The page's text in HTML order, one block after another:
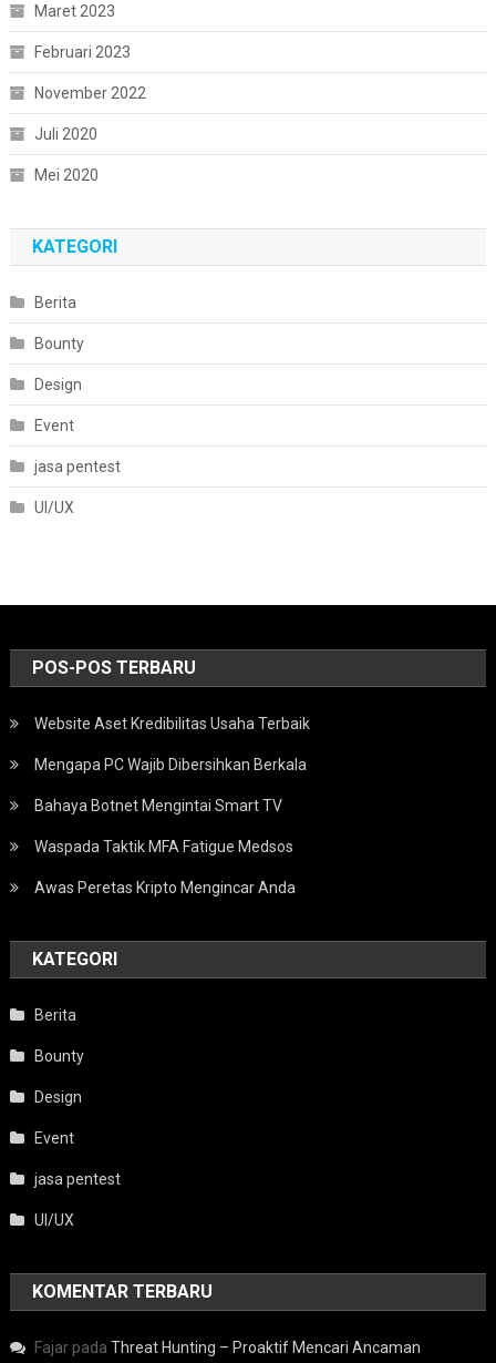
Maret 2023
Februari 2023
November 2022
Juli 2020
Mei 2020
KATEGORI
Berita
Bounty
Design
Event
jasa pentest
UI/UX
POS-POS TERBARU
Website Aset Kredibilitas Usaha Terbaik
Mengapa PC Wajib Dibersihkan Berkala
Bahaya Botnet Mengintai Smart TV
Waspada Taktik MFA Fatigue Medsos
Awas Peretas Kripto Mengincar Anda
KATEGORI
Berita
Bounty
Design
Event
jasa pentest
UI/UX
KOMENTAR TERBARU
Fajar padaThreat Hunting – Proaktif Mencari Ancaman